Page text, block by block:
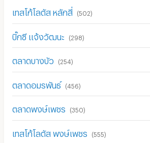
เทสโก้โลตัส หลักสี่ (502)
บิ๊กซี แจ้งวัฒนะ (298)
ตลาดบางบัว (254 )
ตลาดอมรพันธ์ (456)
ตลาดพงษ์เพชร (350)
เทสโก้โลตัส พงษ์เพชร (555)